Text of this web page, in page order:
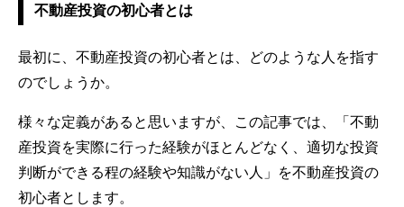
不動産投資の初心者とは
最初に、不動産投資の初心者とは、どのような人を指す
のでしょうか。
様々な定義があると思いますが、この記事では、「不動
産投資を実際に行った経験がほとんどなく、適切な投資
判断ができる程の経験や知識がない人」を不動産投資の
初心者とします。